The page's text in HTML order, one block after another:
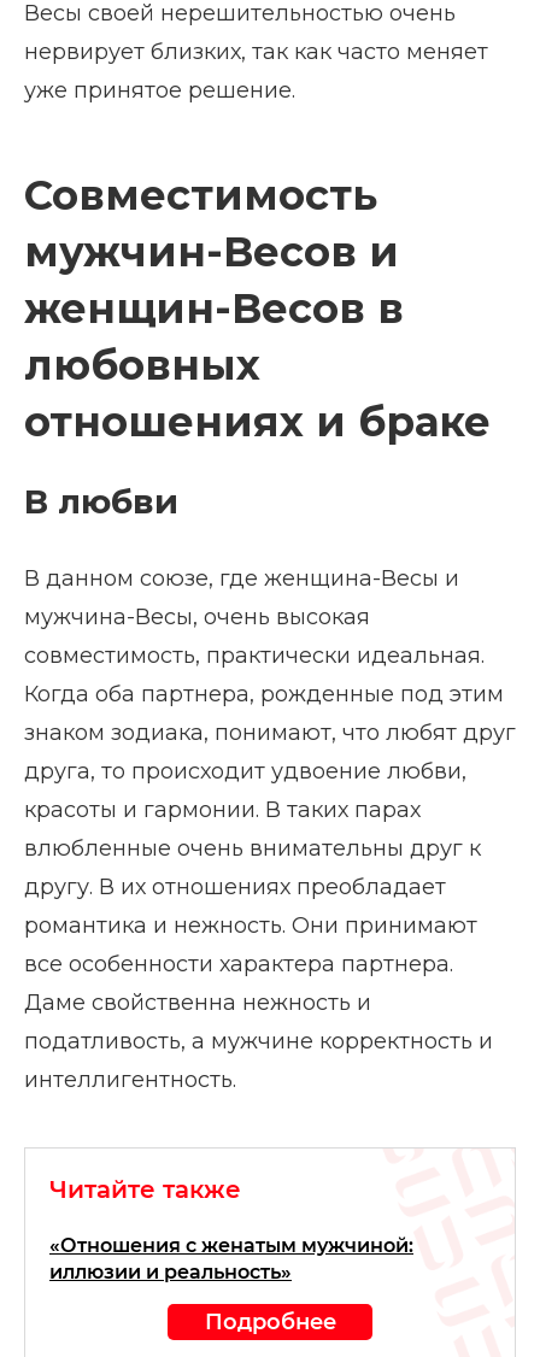
Весы своей нерешительностью очень
нервирует близких, так как часто меняет
уже принятое решение.
Совместимость
мужчин-Весов и
женщин-Весов в
любовных
отношениях и браке
В любви
В данном союзе, где женщина-Весы и
мужчина-Весы, очень высокая
совместимость, практически идеальная.
Когда оба партнера, рожденные под этим
знаком зодиака, понимают, что любят друг
друга, то происходит удвоение любви,
красоты и гармонии. В таких парах
влюбленные очень внимательны друг к
другу. В их отношениях преобладает
романтика и нежность. Они принимают
все особенности характера партнера.
Даме свойственна нежность и
податливость, а мужчине корректность и
интеллигентность.
Читайте также
«Отношения с женатым мужчиной:
иллюзии и реальность»
Подробнее